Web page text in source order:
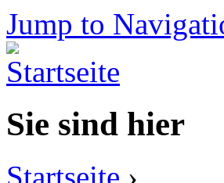
Jump to
Sie sind hier
Startseite ›